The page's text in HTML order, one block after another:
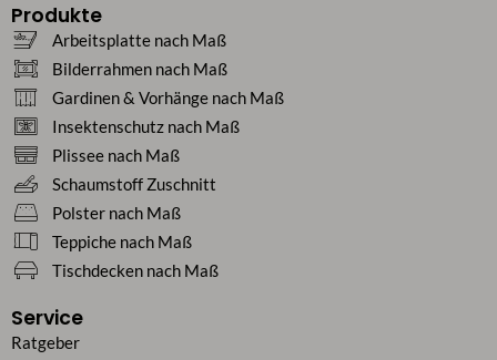
Produkte
Arbeitsplatte nach Maß
Bilderrahmen nach Maß
Gardinen & Vorhänge nach Maß
Insektenschutz nach Maß
Plissee nach Maß
Schaumstoff Zuschnitt
Polster nach Maß
Teppiche nach Maß
Tischdecken nach Maß
Service
Ratgeber